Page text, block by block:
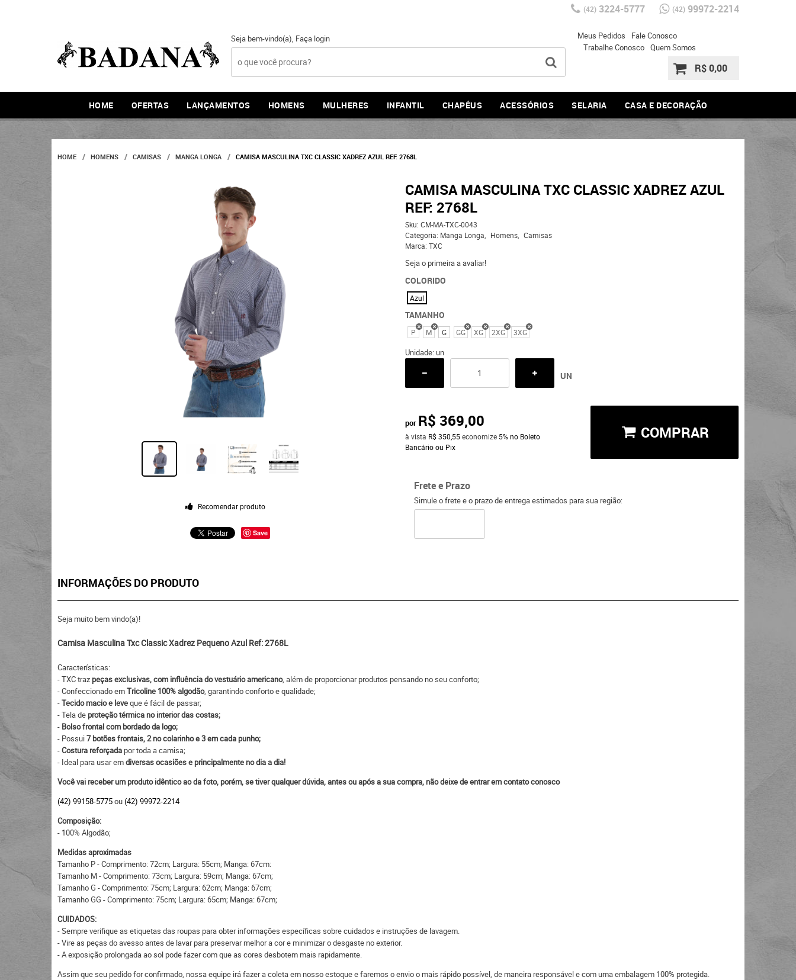
(42)3224-5777 (42)99972-2214
Seja bem-vindo(a), Faça login Meus Pedidos
Fale Conosco
Trabalhe Conosco Quem Somos
R$ 0,00
HOME OFERTAS LANÇAMENTOS HOMENS MULHERES INFANTIL CHAPÉUS ACESSÓRIOS SELARIA CASA E DECORAÇÃO
HOME HOMENS CAMISAS MANGA LONGA CAMISA MASCULINA TXC CLASSIC XADREZ AZUL REF: 2768L
Recomendar produto
Save
CAMISA MASCULINA TXC CLASSIC XADREZ AZUL
REF: 2768L
Sku: CM-MA-TXC-0043
Categoria: Manga Longa Homens
Camisas
Marca: TXC
Seja o primeira a avaliar!
COLORIDO
Azul
TAMANHO
P M G GG XG 2XG 3XG
Unidade: un
UN
por R$ 369,00
à vista R$ 350,55economize 5% no Boleto
Bancário ou Pix
COMPRAR
Frete e Prazo
Simule o frete e o prazo de entrega estimados para sua região:
INFORMAÇÕES DO PRODUTO
Seja muito bem vindo(a)!
Camisa Masculina Txc Classic Xadrez Pequeno Azul Ref: 2768L
Características:
- TXC traz peças exclusivas, com influência do vestuário americano, além de proporcionar produtos pensando no seu conforto;
- Confeccionado emTricoline 100% algodão, garantindo conforto e qualidade;
-Tecido macio e leveque é fácil de passar;
- Tela de proteção térmica no interior das costas;
- Bolso frontal com bordado da logo;
- Possui7 botões frontais, 2 no colarinho e 3 em cada punho;
-Costura reforçada por toda a camisa;
- Ideal para usar emdiversas ocasiões e principalmente no dia a dia!
Você vai receber um produto idêntico ao da foto, porém, se tiver qualquer dúvida, antes ou após a sua compra, não deixe de entrar em contato conosco
(42) 99158-5775ou(42) 99972-2214
Composição:
- 100% Algodão;
Medidas aproximadas
Tamanho P - Comprimento: 72cm; Largura: 55cm; Manga: 67cm:
Tamanho M - Comprimento: 73cm; Largura: 59cm; Manga: 67cm;
Tamanho G - Comprimento: 75cm; Largura: 62cm; Manga: 67cm;
Tamanho GG - Comprimento: 75cm; Largura: 65cm; Manga: 67cm;
CUIDADOS:
- Sempre verifique as etiquetas das roupas para obter informações específicas sobre cuidados e instruções de lavagem.
- Vire as peças do avesso antes de lavar para preservar melhor a cor e minimizar o desgaste no exterior.
- A exposição prolongada ao sol pode fazer com que as cores desbotem mais rapidamente.
Assim que seu pedido for confirmado, nossa equipe irá fazer a coleta em nosso estoque e faremos o envio o mais rápido possível, de maneira responsável e com uma embalagem 100% protegida.